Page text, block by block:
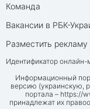
Команда
Вакансии в РБК-
Разместить рекламу
Идентификатор
Информационный
версию (украинскую,
портала – https://
принадлежат их